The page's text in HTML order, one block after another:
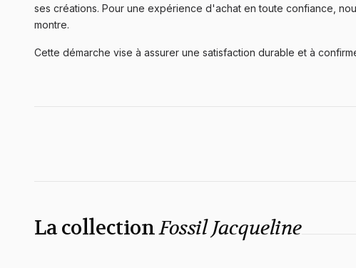
ses créations. Pour une expérience d'achat en toute confiance,
montre.
Cette démarche vise à assurer une satisfaction durable et à
La collectionFossil Jacqueline